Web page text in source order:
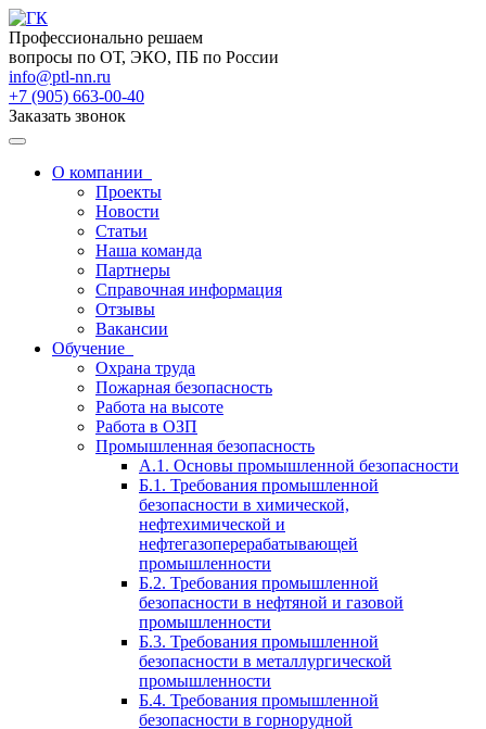
Профессионально решаем
вопросы по ОТ, ЭКО, ПБ по России
info@ptl-nn.ru
+7 (905) 663-00-40
Заказать звонок
О компании
Проекты
Новости
Статьи
Наша команда
Партнеры
Справочная информация
Отзывы
Вакансии
Обучение
Охрана труда
Пожарная безопасность
Работа на высоте
Работа в ОЗП
Промышленная безопасность
А.1. Основы промышленной безопасности
Б.1. Требования промышленной
безопасности в химической,
нефтехимической и
нефтегазоперерабатывающей
промышленности
Б.2. Требования промышленной
безопасности в нефтяной и газовой
промышленности
Б.3. Требования промышленной
безопасности в металлургической
промышленности
Б.4. Требования промышленной
безопасности в горнорудной